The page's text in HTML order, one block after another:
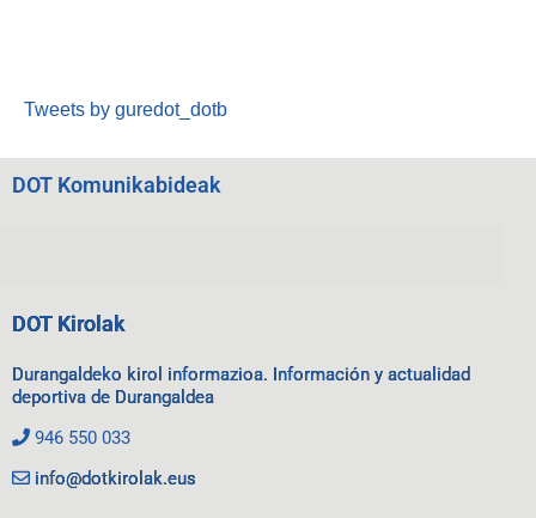
Tweets by guredot_dotb
DOT Komunikabideak
DOT Kirolak
Durangaldeko kirol informazioa. Información y actualidad
deportiva de Durangaldea
946 550 033
info@dotkirolak.eus